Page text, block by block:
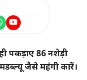
पकड़ाए 86 नशेड़ी
जैसे महंगी कारें।